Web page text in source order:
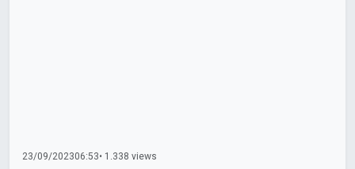
23/09/202306:53• 1.338 views